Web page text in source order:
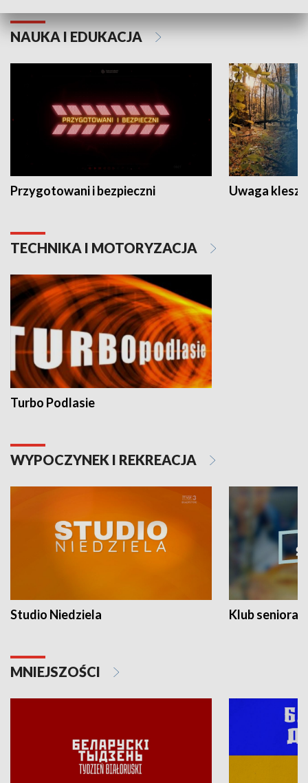
NAUKA I EDUKACJA
Przygotowani i bezpieczni Uwaga
TECHNIKA I MOTORYZACJA
Turbo Podlasie
WYPOCZYNEK I REKREACJA
Studio Niedziela Klub seniora
MNIEJSZOŚCI